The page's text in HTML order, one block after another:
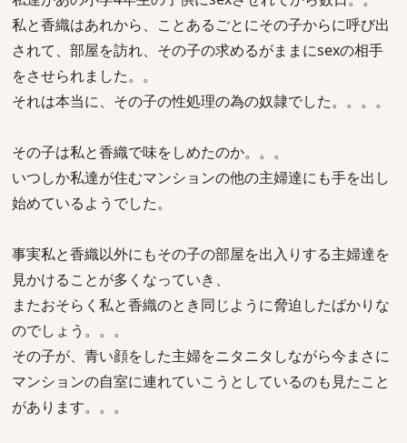
私と香織はあれから、ことあるごとにその子からに呼び出
されて、部屋を訪れ、その子の求めるがままにsexの相手
をさせられました。。
それは本当に、その子の性処理の為の奴隷でした。。。。
その子は私と香織で味をしめたのか。。。
いつしか私達が住むマンションの他の主婦達にも手を出し
始めているようでした。
事実私と香織以外にもその子の部屋を出入りする主婦達を
見かけることが多くなっていき、
またおそらく私と香織のとき同じように脅迫したばかりな
のでしょう。。。
その子が、青い顔をした主婦をニタニタしながら今まさに
マンションの自室に連れていこうとしているのも見たこと
があります。。。